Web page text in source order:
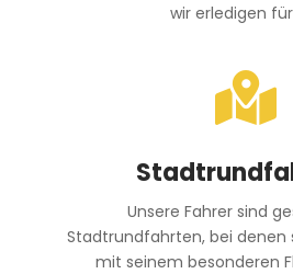
wir erledigen für

Unsere Fahrer sind
Stadtrundfahrten, bei denen
mit seinem besonderen